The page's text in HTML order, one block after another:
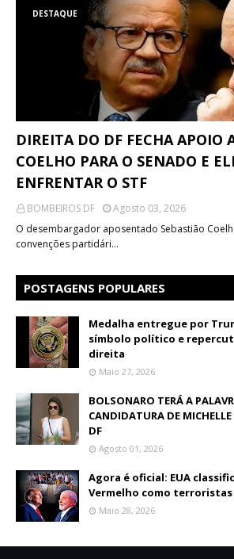
DESTAQUE
DIREITA DO DF FECHA APOIO
COELHO PARA O SENADO E
ENFRENTAR O STF
BOMBEIROS DF
Agosto 03, 2026
O desembargador aposentado Sebastião
convenções partidári…
POSTAGENS POPULARES
Medalha entregue por
símbolo político e
direita
Maio 27, 2026
BOLSONARO TERÁ A
CANDIDATURA DE
DF
Agosto 01, 2026
Agora é oficial: EUA
Vermelho como terroristas
Maio 28, 2026